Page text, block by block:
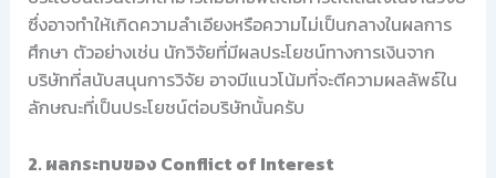
ซึ่งอาจทำให้เกิดความลำเอียงหรือความไม่เป็นกลางในผลการ
ศึกษา ตัวอย่างเช่น นักวิจัยที่มีผลประโยชน์ทางการเงินจาก
บริษัทที่สนับสนุนการวิจัย อาจมีแนวโน้มที่จะตีความผลลัพธ์ใน
ลักษณะที่เป็นประโยชน์ต่อบริษัทนั้นครับ
2. ผลกระทบของ Conflict of Interest